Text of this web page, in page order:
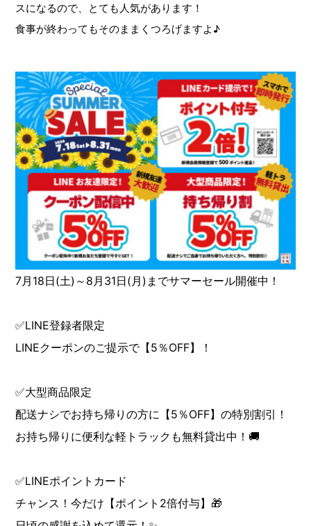
スになるので、とても人気があります！
食事が終わってもそのままくつろげますよ♪
7月18日(土)～8月31日(月)までサマーセール開催中！
✅LINE登録者限定
LINEクーポンのご提示で【5％OFF】！
✅大型商品限定
配送ナシでお持ち帰りの方に【5％OFF】の特別割引！
お持ち帰りに便利な軽トラックも無料貸出中！🚚
✅LINEポイントカード
チャンス！今だけ【ポイント2倍付与】🎁